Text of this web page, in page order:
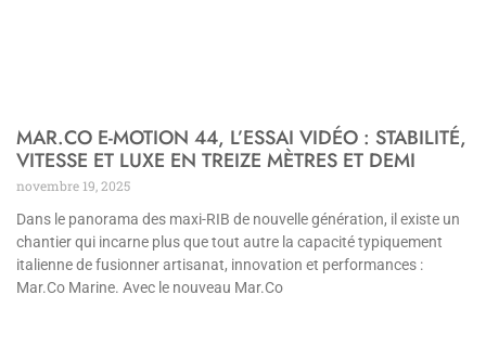
MAR.CO E-MOTION 44, L’ESSAI VIDÉO : STABILITÉ,
VITESSE ET LUXE EN TREIZE MÈTRES ET DEMI
novembre 19, 2025
Dans le panorama des maxi-RIB de nouvelle génération, il existe un
chantier qui incarne plus que tout autre la capacité typiquement
italienne de fusionner artisanat, innovation et performances :
Mar.Co Marine. Avec le nouveau Mar.Co